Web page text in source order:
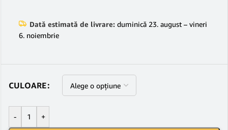
Dată estimată de livrare: duminică 23. august – vineri
6. noiembrie
CULOARE
- +